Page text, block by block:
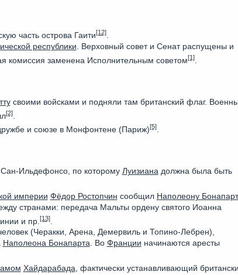
часть острова Гаити[12].
республики . Верховный совет и Сенат распущены и
комиссия заменена Исполнительным советом[1].
своими войсками и подняли там британский флаг.
[2].
и союзе в Монфонтене (Париж)[5].
Сан-Ильдефонсо, по которому Луизианадолжна была быть
империи Фёдор Ростопчин сообщил Наполеону
странами: передача Мальты ордену святого Иоанна
и пр. [13].
(Черакки, Арена, Демервиль и Топино-Лебрен),
Наполеона Бонапарта. Во Франции начинаются аресты
Хайдарабада , фактически устанавливающий